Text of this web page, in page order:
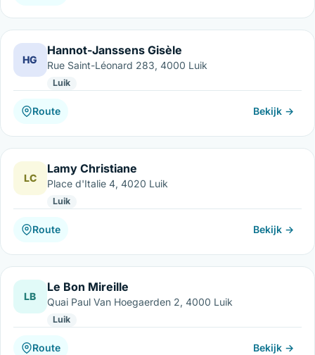
HG
Hannot-Janssens Gisèle
Rue Saint-Léonard 283, 4000 Luik
Luik
Route Bekijk →
LC
Lamy Christiane
Place d'Italie 4, 4020 Luik
Luik
Route Bekijk →
LB
Le Bon Mireille
Quai Paul Van Hoegaerden 2, 4000 Luik
Luik
Route Bekijk →